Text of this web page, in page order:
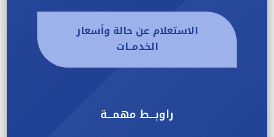
الاستعلام عن حالة وأسعار
الخدمــات
راوبـــط مهمـــة